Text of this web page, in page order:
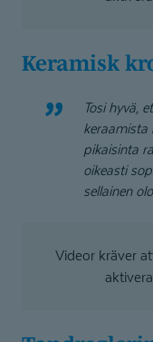
Keramisk
Tosi hyvä,
keraamista
pikaisinta
oikeasti
sellainen
Videor kräver